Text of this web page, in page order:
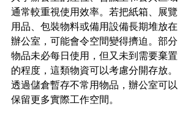
通常較重視使用效率。若把紙箱、展覽
用品、包裝物料或備用設備長期堆放在
辦公室，可能會令空間變得擠迫。部分
物品未必每日使用，但又未到需要棄置
的程度，這類物資可以考慮分開存放。
透過儲倉暫存不常用物品，辦公室可以
保留更多實際工作空間。